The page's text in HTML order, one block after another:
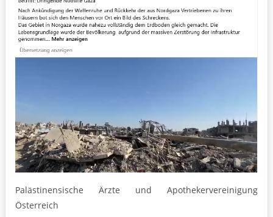
Palästinensische Ärzte und Apothekervereinigung
Österreich